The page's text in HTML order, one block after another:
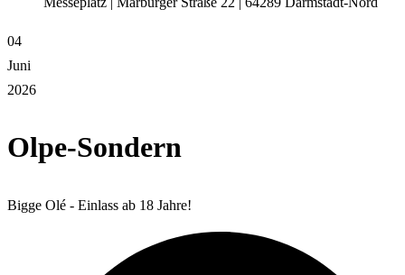
04
Juni
2026
Olpe-Sondern
Bigge Olé - Einlass ab 18 Jahre!